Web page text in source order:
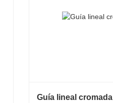
Guía lineal cromada